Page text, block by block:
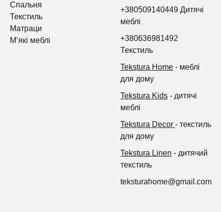
Спальня
Текстиль
Матраци
Мʼякі меблі
+380509140449 Дитячі
меблі
+380636981492
Текстиль
Tekstura Home - меблі
для дому
Tekstura Kids - дитячі
меблі
Tekstura Decor - текстиль
для дому
Tekstura Linen - дитячий
текстиль
teksturahome@gmail.com